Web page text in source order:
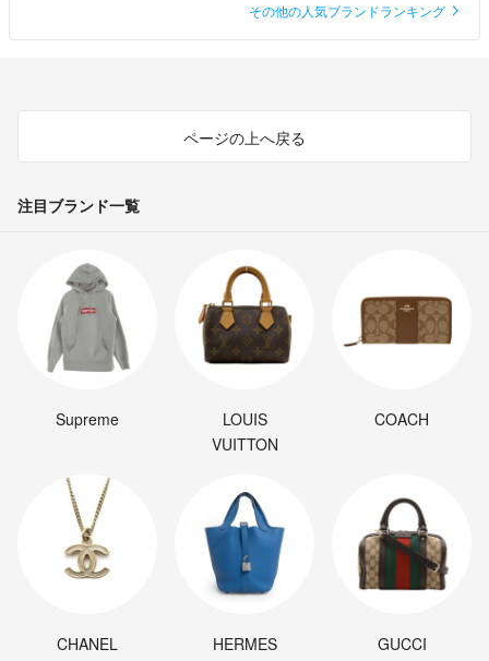
その他の人気ブランドランキング
ページの上へ戻る
注目ブランド一覧
Supreme
LOUIS
VUITTON
COACH
CHANEL HERMES GUCCI